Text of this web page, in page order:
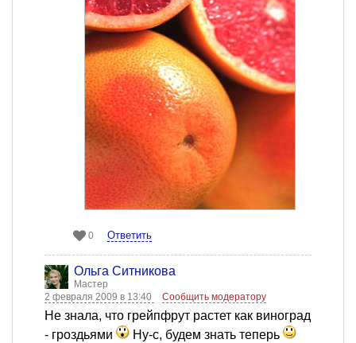
0 Ответить
Ольга Ситникова
Мастер
2 февраля 2009 в 13:40
Сообщить модератору
Не знала, что грейпфрут растет как виноград
- гроздьями
Ну-с, будем знать теперь